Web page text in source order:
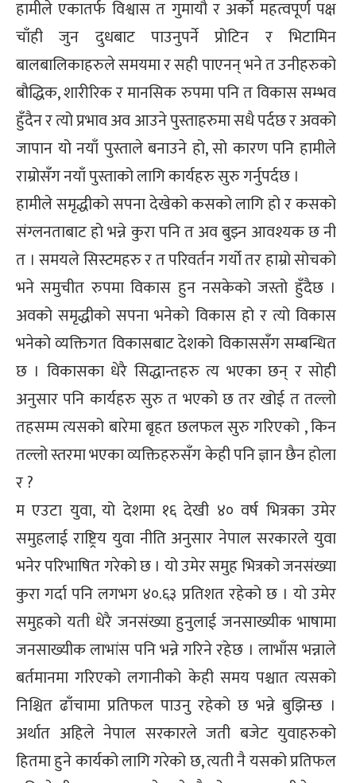
हामीले एकातर्फ विश्वास त गुमायौ र अर्को महत्वपूर्ण पक्ष
चाँही जुन दुधबाट पाउनुपर्ने प्रोटिन र भिटामिन
बालबालिकाहरुले समयमा र सही पाएनन् भने त उनीहरुको
बौद्धिक, शारीरिक र मानसिक रुपमा पनि त विकास सम्भव
हुँदैन र त्यो प्रभाव अव आउने पुस्ताहरुमा सधै पर्दछ र अवको
जापान यो नयाँ पुस्ताले बनाउने हो, सो कारण पनि हामीले
राम्रोसँग नयाँ पुस्ताको लागि कार्यहरु सुरु गर्नुपर्दछ ।
हामीले समृद्धीको सपना देखेको कसको लागि हो र कसको
संग्लनताबाट हो भन्ने कुरा पनि त अव बुझ्न आवश्यक छ नी
त । समयले सिस्टमहरु र त परिवर्तन गर्यो तर हाम्रो सोचको
भने समुचीत रुपमा विकास हुन नसकेको जस्तो हुँदैछ ।
अवको समृद्धीको सपना भनेको विकास हो र त्यो विकास
भनेको व्यक्तिगत विकासबाट देशको विकाससँग सम्बन्धित
छ । विकासका धेरै सिद्धान्तहरु त्य भएका छन् र सोही
अनुसार पनि कार्यहरु सुरु त भएको छ तर खोई त तल्लो
तहसम्म त्यसको बारेमा बृहत छलफल सुरु गरिएको , किन
तल्लो स्तरमा भएका व्यक्तिहरुसँग केही पनि ज्ञान छैन होला
र ?
म एउटा युवा, यो देशमा १६ देखी ४० वर्ष भित्रका उमेर
समुहलाई राष्ट्रिय युवा नीति अनुसार नेपाल सरकारले युवा
भनेर परिभाषित गरेको छ । यो उमेर समुह भित्रको जनसंख्या
कुरा गर्दा पनि लगभग ४०.६३ प्रतिशत रहेको छ । यो उमेर
समुहको यती धेरै जनसंख्या हुनुलाई जनसाख्यीक भाषामा
जनसाख्यीक लाभांस पनि भन्ने गरिने रहेछ । लाभाँस भन्नाले
बर्तमानमा गरिएको लगानीको केही समय पश्चात त्यसको
निश्चित ढाँचामा प्रतिफल पाउनु रहेको छ भन्ने बुझिन्छ ।
अर्थात अहिले नेपाल सरकारले जती बजेट युवाहरुको
हितमा हुने कार्यको लागि गरेको छ, त्यती नै यसको प्रतिफल